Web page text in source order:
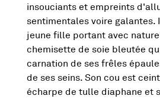
insouciants et empreints
sentimentales voire galantes.
jeune fille portant avec
chemisette de soie bleutée
carnation de ses frêles
de ses seins. Son cou est
écharpe de tulle diaphane et